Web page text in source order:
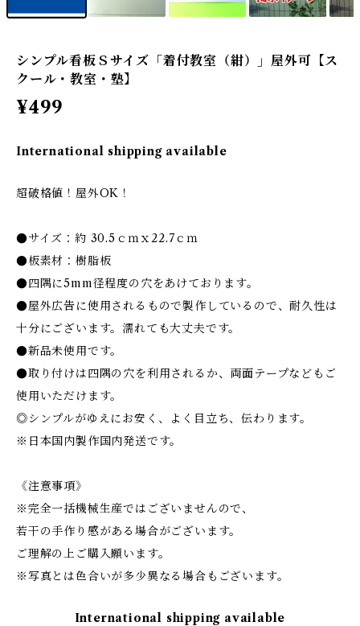
シンプル看板Ｓサイズ「着付教室（紺）」屋外可【ス
クール・教室・塾】
¥499
International shipping available
超破格値！屋外OK！
●サイズ：約 30.5ｃｍｘ22.7ｃｍ
●板素材：樹脂板
●四隅に5mm径程度の穴をあけております。
●屋外広告に使用されるもので製作しているので、耐久性は
十分にございます。濡れても大丈夫です。
●新品未使用です。
●取り付けは四隅の穴を利用されるか、両面テープなどもご
使用いただけます。
◎シンプルがゆえにお安く、よく目立ち、伝わります。
※日本国内製作国内発送です。
《注意事項》
※完全一括機械生産ではございませんので、
若干の手作り感がある場合がございます。
ご理解の上ご購入願います。
※写真とは色合いが多少異なる場合もございます。
International shipping available